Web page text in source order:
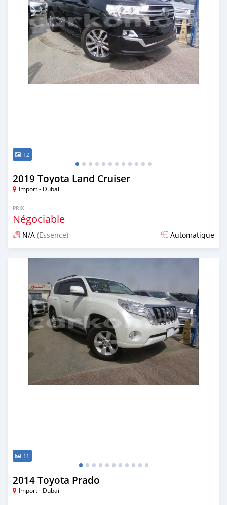
12
2019 Toyota Land Cruiser
Import - Dubai
PRIX
Négociable
N/A (Essence) Automatique
Publié il y a environ 7 ans
11
2014 Toyota Prado
Import - Dubai